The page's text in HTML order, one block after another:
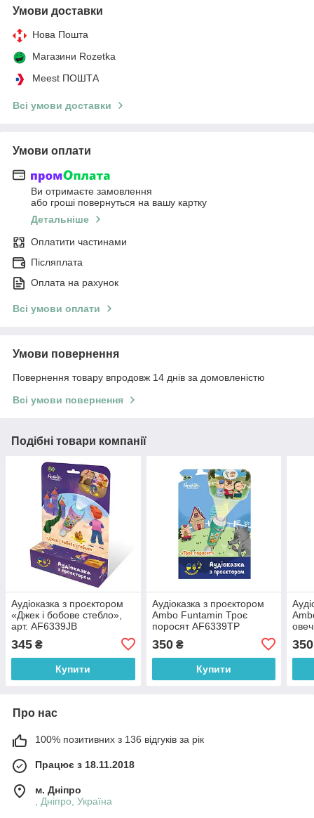
Умови доставки
Нова Пошта
Магазини Rozetka
Meest ПОШТА
Всі умови доставки
Умови оплати
Ви отримаєте замовлення
або гроші повернуться на вашу картку
Детальніше
Оплатити частинами
Післяплата
Оплата на рахунок
Всі умови оплати
Умови повернення
Повернення товару впродовж 14 днів за домовленістю
Всі умови повернення
Подібні товари компанії
Аудіоказка з проєктором
«Джек і бобове стебло»,
арт. AF6339JB
345 ₴
Купити
Аудіоказка з проєктором
Ambo Funtamin Троє
поросят AF6339TP
350₴
Купити
350
Про нас
100% позитивних з 136 відгуків за рік
Працює з 18.11.2018
м. Дніпро
, Дніпро, Україна